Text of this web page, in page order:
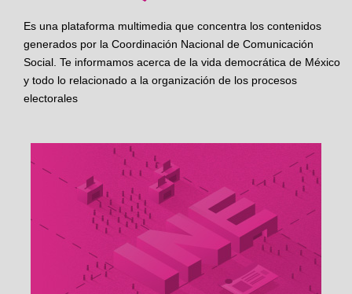
Es una plataforma multimedia que concentra los contenidos
generados por la Coordinación Nacional de Comunicación
Social. Te informamos acerca de la vida democrática de México
y todo lo relacionado a la organización de los procesos
electorales